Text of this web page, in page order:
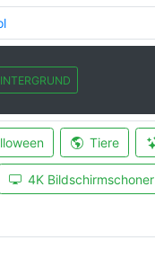
Tiere
4K Bildschirmschoner